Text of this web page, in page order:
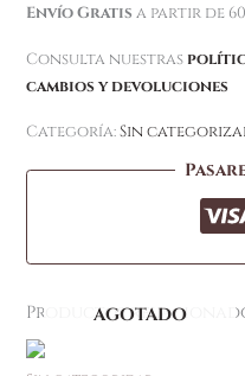
Envío Gratis a partir de
Consulta nuestras
cambios y devoluciones
Categoría:Sin
ProductosAGOTADO